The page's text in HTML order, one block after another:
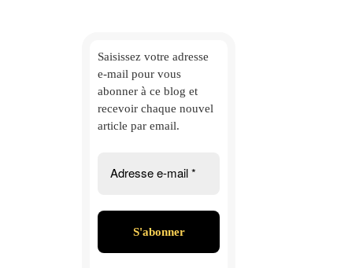
Saisissez votre adresse
e-mail pour vous
abonner à ce blog et
recevoir chaque nouvel
article par email.